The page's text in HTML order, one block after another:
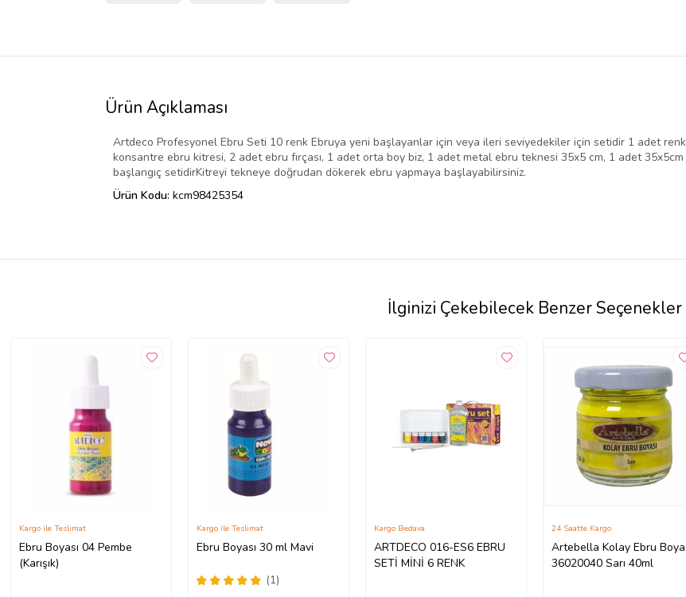
Ürün Açıklaması
Artdeco Profesyonel Ebru Seti 10 renk Ebruya yeni başlayanlar için veya ileri seviyedekiler için setidir 1 adet renk
konsantre ebru kitresi, 2 adet ebru fırçası, 1 adet orta boy biz, 1 adet metal ebru teknesi 35x5 cm, 1 adet
başlangıç setidirKitreyi tekneye doğrudan dökerek ebru yapmaya başlayabilirsiniz.
Ürün Kodu: kcm98425354
İlginizi Çekebilecek Benzer Seçenekler
Ebru Boyası 04 Pembe
(Karışık)
Kargo ile Teslimat
Ebru Boyası 30 ml Mavi
(1)
Kargo ile Teslimat
ARTDECO 016-ES6 EBRU
SETİ MİNİ 6 RENK
Kargo Bedava
Artebella Kolay Ebru
36020040 Sarı 40ml
24 Saatte Kargo